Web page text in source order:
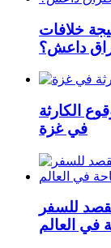
خلافات
داعش؟
الكارثة
في غزة
للسفر
في العالم